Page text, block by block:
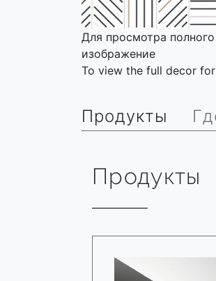
Для просмотра
изображение
To view the full decor
Продукты
Продукты